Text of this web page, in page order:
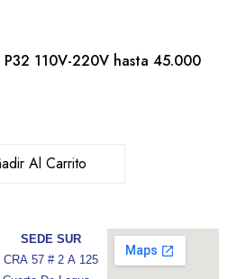
110V-220V hasta 45.000
Al Carrito
SEDE SUR
CRA 57 # 2 A 125